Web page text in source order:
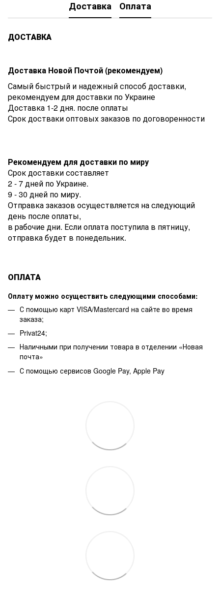
Доставка Оплата
ДОСТАВКА
Доставка Новой Почтой (рекомендуем)
Самый быстрый и надежный способ доставки,
рекомендуем для доставки по Украине
Доставка 1-2 дня. после оплаты
Срок достваки оптовых заказов по договоренности
Рекомендуем для доставки по миру
Срок доставки составляет
2 - 7 дней по Украине.
9 - 30 дней по миру.
Отправка заказов осуществляется на следующий
день после оплаты,
в рабочие дни. Если оплата поступила в пятницу,
отправка будет в понедельник.
ОПЛАТА
Оплату можно осуществить следующими способами:
С помощью карт VISA/Mastercard на сайте во время
заказа;
Privat24;
Наличными при получении товара в отделении «Новая
почта»
С помощью сервисов Google Pay, Apple Pay